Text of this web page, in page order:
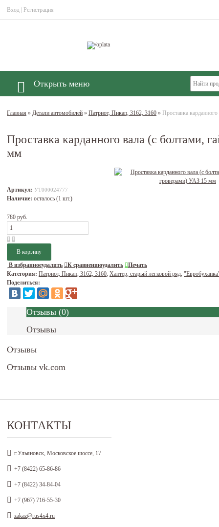
Вход Регистрация
Открыть меню
Главная » Детали автомобилей » Патриот, Пикап, 3162, 3160 » Проставка
Проставка карданного вала (с болтами,
мм
Артикул: УТ000024777
Наличие: осталось (1 шт.)
780 руб.
В избранноеудалить К сравнениюудалить
Печать
Категория: Патриот, Пикап, 3162, 3160, Хантер, старый легковой ряд,
Поделиться:
Отзывы (0)
Отзывы
Отзывы
Отзывы vk.com
КОНТАКТЫ
г.Ульяновск, Московское шоссе, 17
+7 (8422) 65-86-86
+7 (8422) 34-84-04
+7 (967) 716-55-30
zakaz@rus4x4.ru